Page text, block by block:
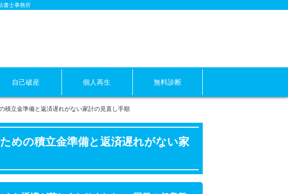
書士事務所
自己破産 個人再生 無料診断
積立金準備と返済遅れがない家計の見直し手順
めの積立金準備と返済遅れがない家